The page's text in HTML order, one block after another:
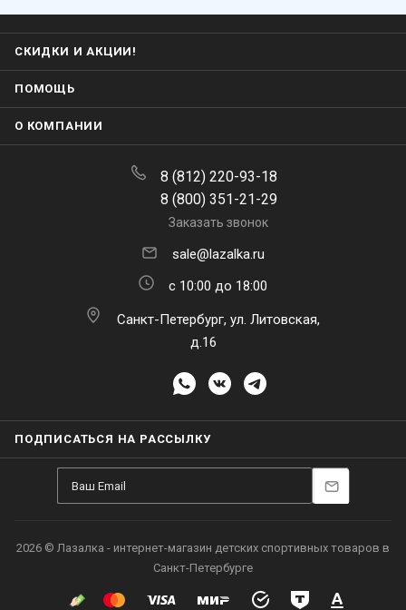
СКИДКИ И АКЦИИ!
ПОМОЩЬ
О КОМПАНИИ
8 (812) 220-93-18
8 (800) 351-21-29
Заказать звонок
sale@lazalka.ru
с 10:00 до 18:00
Санкт-Петербург, ул. Литовская,
д.16
ПОДПИСАТЬСЯ НА РАССЫЛКУ
2026 © Лазалка - интернет-магазин детских спортивных товаров в
Санкт-Петербурге